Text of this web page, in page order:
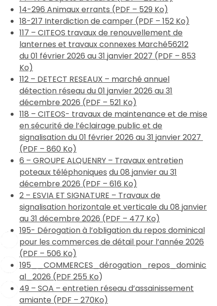
14-296 Animaux errants (PDF – 529 Ko)
18-217 Interdiction de camper (PDF – 152 Ko)
117 – CITEOS travaux de renouvellement de
lanternes et travaux connexes Marché56212
du01 février 2026 au 31 janvier 2027 (PDF – 853
Ko)
112 – DETECT RESEAUX – marché annuel
détection réseau du 01 janvier 2026 au 31
décembre 2026 (PDF – 521 Ko)
118 – CITEOS- travaux de maintenance et de mise
en sécurité de l’éclairage public et de
signalisation du01 février 2026 au 31 janvier 2027
(PDF – 860 Ko)
6 – GROUPE ALQUENRY – Travaux entretien
poteaux téléphoniques du 08 janvier au 31
décembre 2026 (PDF – 616 Ko)
2 – ESVIA ET SIGNATURE – Travaux de
signalisation horizontale et verticale du 08 janvier
au 31 décembre 2026 (PDF – 477 Ko)
195- Dérogation à l’obligation du repos dominical
pour les commerces de détail pour l’année 2026
(PDF – 506 Ko)
195__COMMERCES_dérogation_repos_dominic
al_2026 (PDF 255 Ko)
49 – SOA – entretien réseau d’assainissement
amiante (PDF – 270Ko)